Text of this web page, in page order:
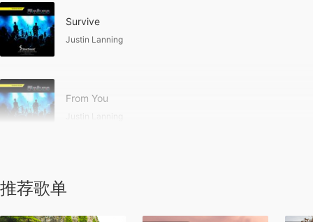
Survive
Justin Lanning
From You
推荐歌单